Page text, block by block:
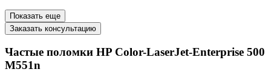
Показать еще
Заказать консультацию
Частые поломки HP Color-LaserJet-Enterprise 500
M551n